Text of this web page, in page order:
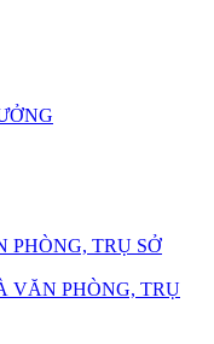
PHÒNG, TRỤ SỞ
VĂN PHÒNG, TRỤ